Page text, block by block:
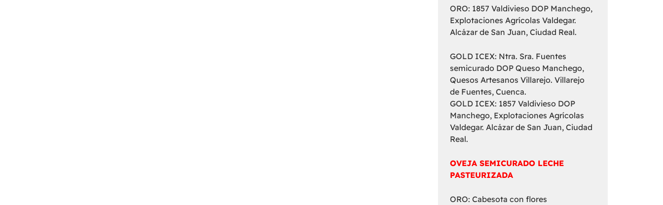
ORO: 1857 Valdivieso DOP Manchego,
Explotaciones Agrícolas Valdegar.
Alcázar de San Juan, Ciudad Real.
GOLD ICEX: Ntra. Sra. Fuentes
semicurado DOP Queso Manchego,
Quesos Artesanos Villarejo. Villarejo
de Fuentes, Cuenca.
GOLD ICEX: 1857 Valdivieso DOP
Manchego, Explotaciones Agrícolas
Valdegar. Alcázar de San Juan, Ciudad
Real.
OVEJA SEMICURADO LECHE
PASTEURIZADA
ORO: Cabesota con flores